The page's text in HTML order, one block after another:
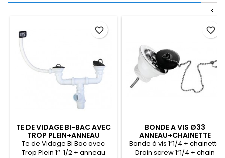
<
TE DE VIDAGE BI-BAC AVEC
TROP PLEIN+ANNEAU
Te de Vidage Bi Bac avec
Trop Plein 1’’ 1/2 + anneau
favorite_border
BONDE A VIS Ø33
ANNEAU+CHAINETTE
Bonde à vis 1”1/4 + chainette
Drain screw 1”1/4 + chain
favorite_border